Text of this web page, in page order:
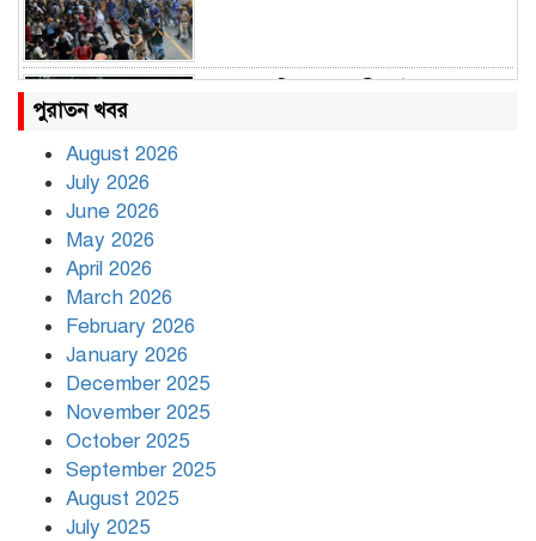
বৃষ্টি থামার নাম নেই, পথে পথে
পুরাতন খবর
August 2026
July 2026
June 2026
May 2026
April 2026
March 2026
February 2026
January 2026
December 2025
November 2025
October 2025
September 2025
August 2025
July 2025